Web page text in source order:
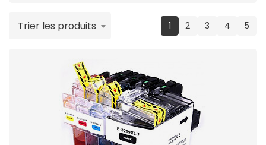
1(current)
2 3 4 5
Trier les produits